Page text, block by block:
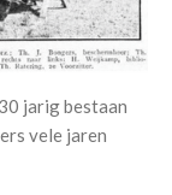
jarig bestaan
vele jaren